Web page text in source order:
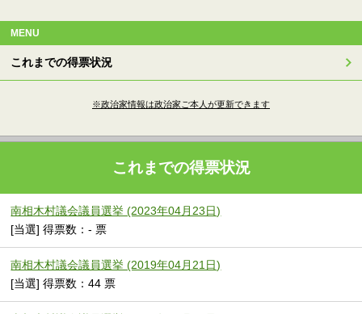
MENU
これまでの得票状況
※政治家情報は政治家ご本人が更新できます
これまでの得票状況
南相木村議会議員選挙 (2023年04月23日)
[当選] 得票数：- 票
南相木村議会議員選挙 (2019年04月21日)
[当選] 得票数：44 票